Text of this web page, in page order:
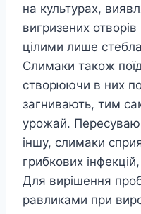
на культурах,
вигризених
цілими лише
Слимаки також
створюючи в них
загнивають, тим
урожай.
іншу, слимаки
грибкових
Для вирішення
равликами при